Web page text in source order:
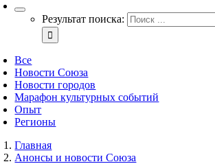
Результат поиска:
Все
Новости Союза
Новости городов
Марафон культурных событий
Опыт
Регионы
Главная
Анонсы и новости Союза